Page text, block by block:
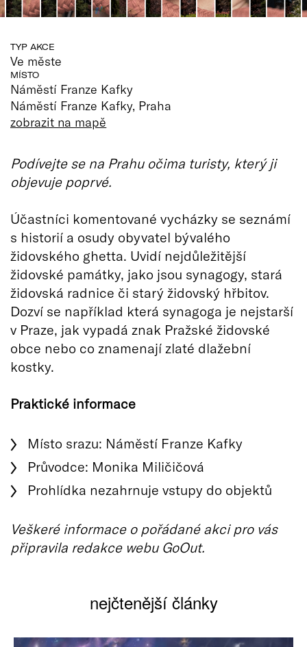
TYP AKCE
Ve měste
MÍSTO
Náměstí Franze Kafky
Náměstí Franze Kafky, Praha
zobrazit na mapě
Podívejte se na Prahu očima turisty, který ji
objevuje poprvé.
Účastníci komentované vycházky se seznámí
s historií a osudy obyvatel bývalého
židovského ghetta. Uvidí nejdůležitější
židovské památky, jako jsou synagogy, stará
židovská radnice či starý židovský hřbitov.
Dozví se například která synagoga je nejstarší
v Praze, jak vypadá znak Pražské židovské
obce nebo co znamenají zlaté dlažební
kostky.
Praktické informace
Místo srazu: Náměstí Franze Kafky
Průvodce: Monika Miličičová
Prohlídka nezahrnuje vstupy do objektů
Veškeré informace o pořádané akci pro vás
připravila redakce webu GoOut.
nejčtenější články